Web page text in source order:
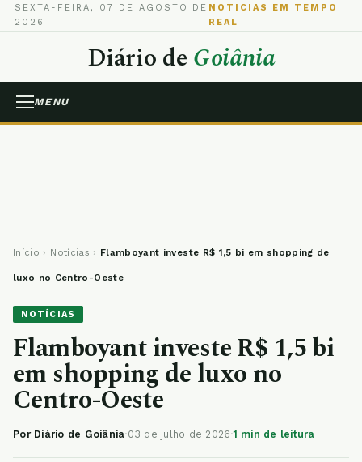
SEXTA-FEIRA, 07 DE AGOSTO DE
2026
NOTICIAS EM TEMPO
REAL
Diário deGoiânia
MENU
Início › Notícias › Flamboyant investe R$ 1,5 bi em shopping de
luxo no Centro-Oeste
NOTÍCIAS
Flamboyant investe R$ 1,5 bi
em shopping de luxo no
Centro-Oeste
Por Diário de Goiânia·03 de julho de 2026·1 min de leitura